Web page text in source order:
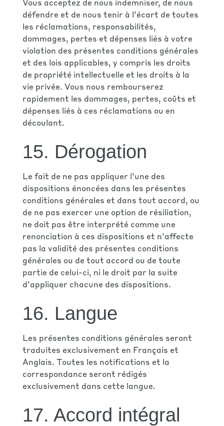
Vous acceptez de nous indemniser, de nous
défendre et de nous tenir à l’écart de toutes
les réclamations, responsabilités,
dommages, pertes et dépenses liés à votre
violation des présentes conditions générales
et des lois applicables, y compris les droits
de propriété intellectuelle et les droits à la
vie privée. Vous nous rembourserez
rapidement les dommages, pertes, coûts et
dépenses liés à ces réclamations ou en
découlant.
15. Dérogation
Le fait de ne pas appliquer l’une des
dispositions énoncées dans les présentes
conditions générales et dans tout accord, ou
de ne pas exercer une option de résiliation,
ne doit pas être interprété comme une
renonciation à ces dispositions et n’affecte
pas la validité des présentes conditions
générales ou de tout accord ou de toute
partie de celui-ci, ni le droit par la suite
d’appliquer chacune des dispositions.
16. Langue
Les présentes conditions générales seront
traduites exclusivement en Français et
Anglais. Toutes les notifications et la
correspondance seront rédigés
exclusivement dans cette langue.
17. Accord intégral